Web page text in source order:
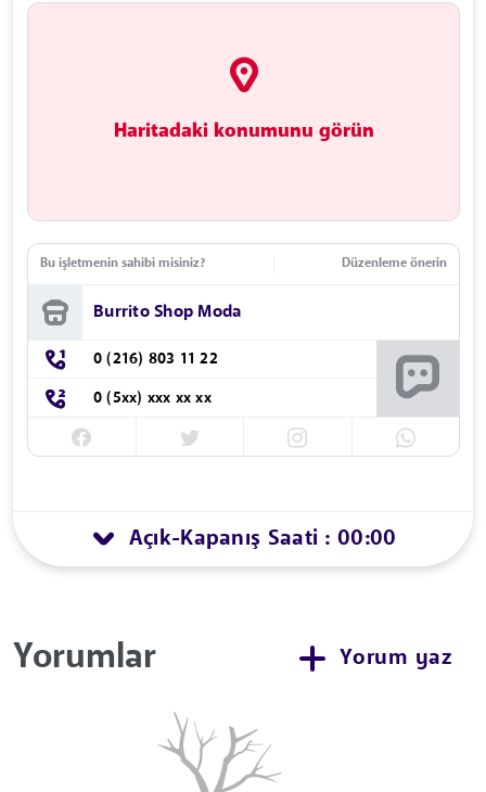
Haritadaki konumunu görün
Bu işletmenin sahibi misiniz? Düzenleme önerin
Burrito Shop Moda
0 (216) 803 11 22
0 (5xx) xxx xx xx
Açık-Kapanış Saati : 00:00
Yorumlar Yorum yaz